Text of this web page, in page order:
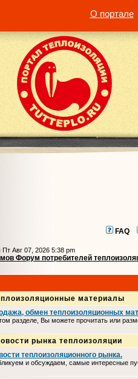
О портале
FAQ
Авг 07, 2026 5:38 pm
Форум потребителей
материалы
обмен теплоизоляционных
разделе, Вы можете прочитать или
рынка теплоизоляции
теплоизоляционного рынка.
и обсуждаем, самые интересные